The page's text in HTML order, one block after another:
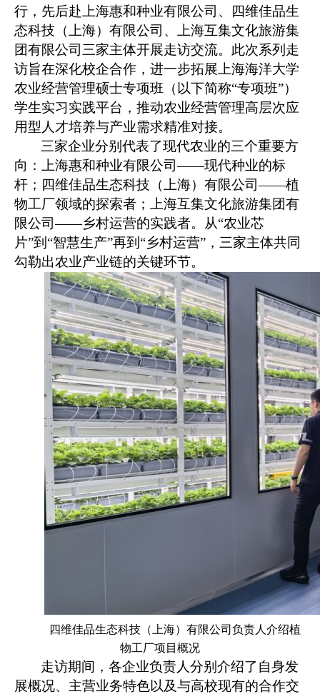
行，先后赴上海惠和种业有限公司、四维佳品生
态科技（上海）有限公司、上海互集文化旅游集
团有限公司三家主体开展走访交流。此次系列走
访旨在深化校企合作，进一步拓展上海海洋大学
农业经营管理硕士专项班（以下简称“专项班”）
学生实习实践平台，推动农业经营管理高层次应
用型人才培养与产业需求精准对接。
三家企业分别代表了现代农业的三个重要方
向：上海惠和种业有限公司——现代种业的标
杆；四维佳品生态科技（上海）有限公司——植
物工厂领域的探索者；上海互集文化旅游集团有
限公司——乡村运营的实践者。从“农业芯
片”到 “智慧生产”再到 “乡村运营” ，三家主体共同
勾勒出农业产业链的关键环节。
四维佳品生态科技（上海）有限公司负责人介绍植
物工厂项目概况
走访期间，各企业负责人分别介绍了自身发
展概况、主营业务特色以及与高校现有的合作交